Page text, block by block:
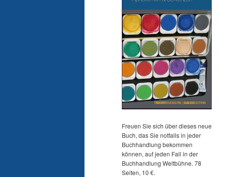
Freuen Sie sich über dieses neue
Buch, das Sie notfalls in jeder
Buchhandlung bekommen
können, auf jeden Fall in der
Buchhandlung Weltbühne. 78
Seiten, 10 €.